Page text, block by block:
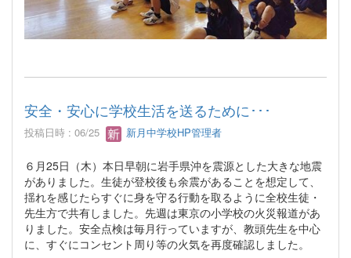
安全・安心に学校生活を送るために･･･
投稿日時 : 06/25 新月中学校HP管理者
６月25日（木）本日早朝に岩手県沖を震源とした大きな地震
がありました。生徒が登校後も余震があることを想定して、
揺れを感じたらすぐに身を守る行動を取るように全校生徒・
先生方で共有しました。先週は東京の小学校の火災報道があ
りました。安全点検は毎月行っていますが、教頭先生を中心
に、すぐにコンセント周り等の火気を再度確認しました。